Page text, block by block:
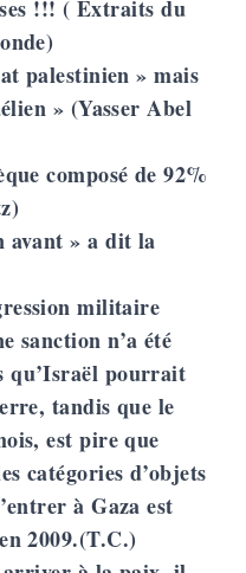
!!! ( Extraits du
palestinien » mais
» (Yasser Abel
composé de 92%
avant » a dit la
militaire
sanction n’a été
qu’Israël pourrait
tandis que le
est pire que
catégories d’objets
à Gaza est
2009.(T.C.)